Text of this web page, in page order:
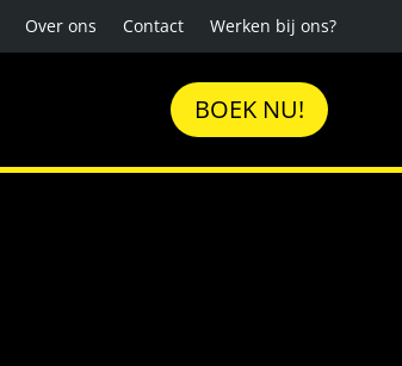
Over ons Contact Werken bij ons?
BOEK NU!